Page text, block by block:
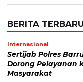
BERITA
Internasional
Sertijab Polres
Dorong Pelayanan
Masyarakat